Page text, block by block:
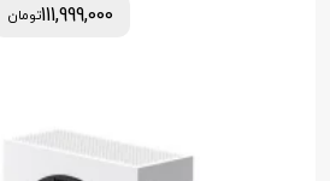
111,999,000تومان